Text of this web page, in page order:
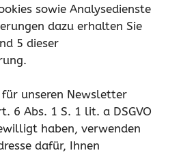
sowie Analysedienste
dazu erhalten Sie
5 dieser
unseren Newsletter
6 Abs. 1 S. 1 lit. a DSGVO
haben, verwenden
dafür, Ihnen